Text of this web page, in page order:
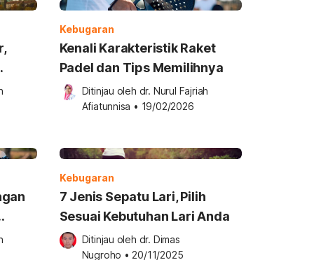
Kebugaran
Kenali Karakteristik Raket
Padel dan Tips Memilihnya
Ditinjau oleh dr. Nurul Fajriah
Afiatunnisa • 19/02/2026
Kebugaran
7 Jenis Sepatu Lari, Pilih
Sesuai Kebutuhan Lari Anda
Ditinjau oleh dr. Dimas
Nugroho • 20/11/2025